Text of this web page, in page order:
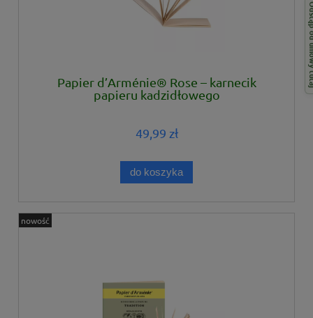
Papier d’Arménie® Rose – karnecik
papieru kadzidłowego
49,99 zł
do koszyka
nowość